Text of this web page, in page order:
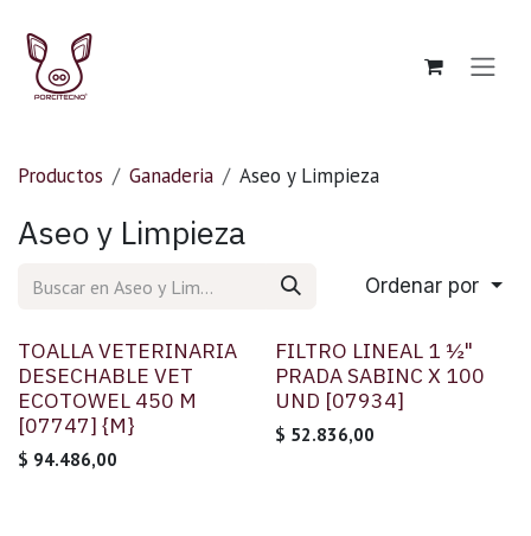
Productos Ganaderia Aseo y Limpieza
Aseo y Limpieza
Ordenar por
TOALLA VETERINARIA
DESECHABLE VET
ECOTOWEL 450 M
[07747] {M}
$ 94.486,00
FILTRO LINEAL 1 ½"
PRADA SABINC X 100
UND [07934]
$ 52.836,00